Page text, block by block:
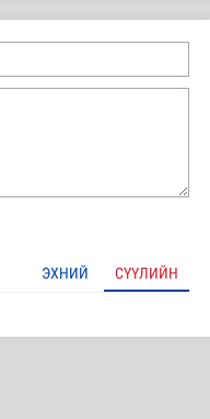
ЭХНИЙ СҮҮЛИЙН